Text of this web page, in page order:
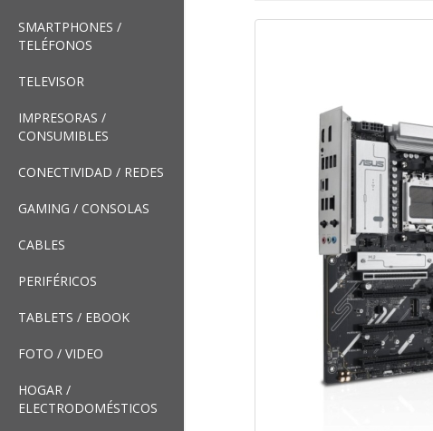
SMARTPHONES /
TELÉFONOS
TELEVISOR
IMPRESORAS /
CONSUMIBLES
CONECTIVIDAD / REDES
GAMING / CONSOLAS
CABLES
PERIFÉRICOS
TABLETS / EBOOK
FOTO / VIDEO
HOGAR /
ELECTRODOMÉSTICOS